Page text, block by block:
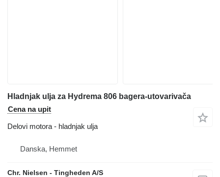
Hladnjak ulja za Hydrema 806 bagera-utovarivača
Cena na upit
Delovi motora - hladnjak ulja
Danska, Hemmet
Chr. Nielsen - Tingheden A/S